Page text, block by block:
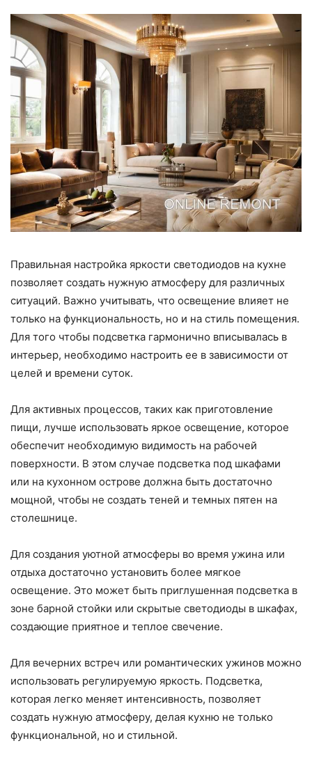
Правильная настройка яркости светодиодов на кухне
позволяет создать нужную атмосферу для различных
ситуаций. Важно учитывать, что освещение влияет не
только на функциональность, но и на стиль помещения.
Для того чтобы подсветка гармонично вписывалась в
интерьер, необходимо настроить ее в зависимости от
целей и времени суток.
Для активных процессов, таких как приготовление
пищи, лучше использовать яркое освещение, которое
обеспечит необходимую видимость на рабочей
поверхности. В этом случае подсветка под шкафами
или на кухонном острове должна быть достаточно
мощной, чтобы не создать теней и темных пятен на
столешнице.
Для создания уютной атмосферы во время ужина или
отдыха достаточно установить более мягкое
освещение. Это может быть приглушенная подсветка в
зоне барной стойки или скрытые светодиоды в шкафах,
создающие приятное и теплое свечение.
Для вечерних встреч или романтических ужинов можно
использовать регулируемую яркость. Подсветка,
которая легко меняет интенсивность, позволяет
создать нужную атмосферу, делая кухню не только
функциональной, но и стильной.